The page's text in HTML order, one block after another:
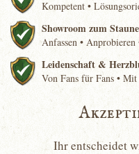
Kompetent •
Showroom zum
Anfassen • Anprobieren
Leidenschaft &
Von Fans für Fans • Mit
Ihr entscheidet